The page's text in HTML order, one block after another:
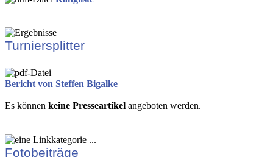
Turniersplitter
Bericht von Steffen Bigalke
Es können keine Presseartikel angeboten werden.
Fotobeiträge